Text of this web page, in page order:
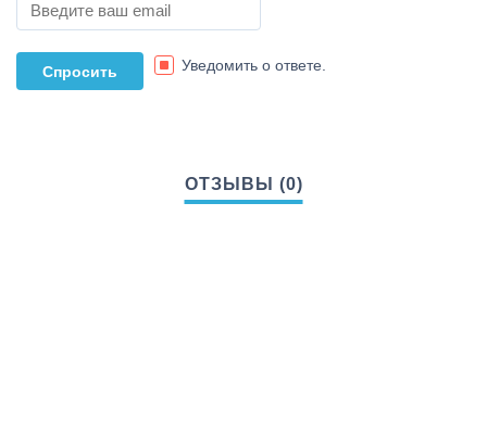
Уведомить о ответе.